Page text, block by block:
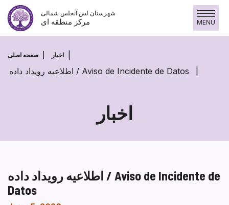
پرش
محتوا
شهرستان لس آنجلس شمالی
مرکز منطقه ای MENU
صفحه اصلی اخبار
اطلاعیه رویداد داده / Aviso de Incidente de Datos
اخبار
اطلاعیه رویداد داده / Aviso de Incidente de
Datos